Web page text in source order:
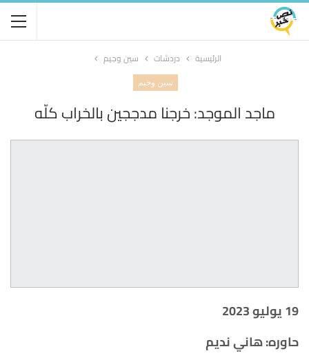
الرئيسية دردشات سين وجيم
سين وجيم
ماجد الموجد: خرجنا مدججين بالخراب كلّه
19 يوليو 2023
حاوره: هاني نديم